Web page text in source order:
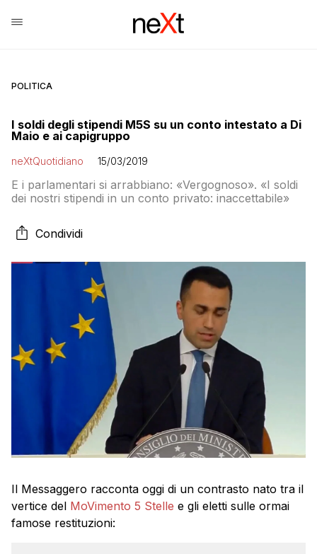
POLITICA
I soldi degli stipendi M5S su un conto intestato a Di
Maio e ai capigruppo
neXtQuotidiano 15/03/2019
E i parlamentari si arrabbiano: «Vergognoso». «I soldi
dei nostri stipendi in un conto privato: inaccettabile»
Condividi
Il Messaggero racconta oggi di un contrasto nato tra il
vertice del MoVimento 5 Stelle e gli eletti sulle ormai
famose restituzioni: